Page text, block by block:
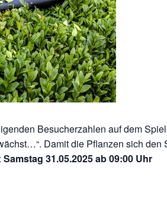
Besucherzahlen auf dem
Damit die Pflanzen sich
Samstag 31.05.2025 ab 09:00 Uhr